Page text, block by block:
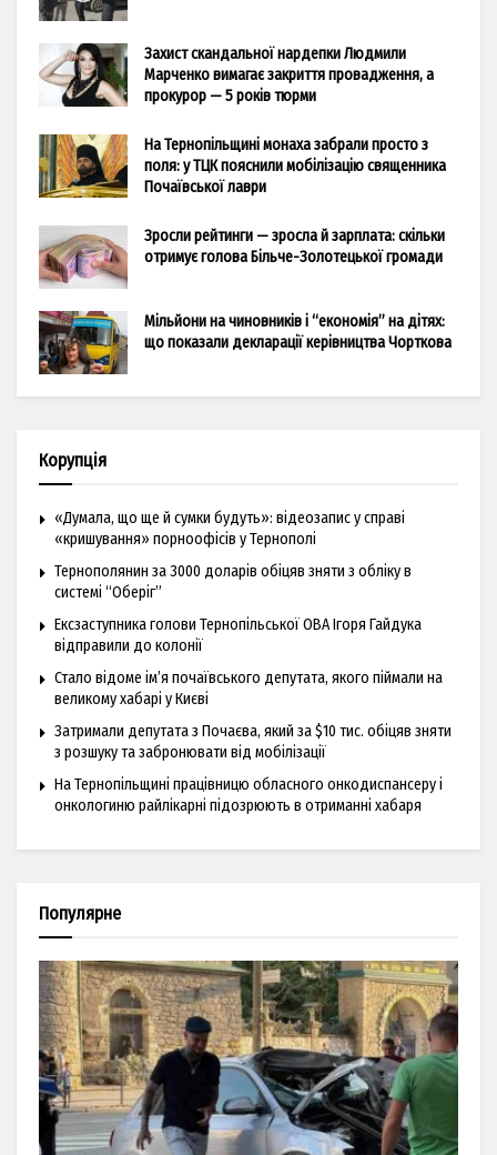
Захист скандальної нардепки Людмили
Марченко вимагає закриття провадження, а
прокурор — 5 років тюрми
На Тернопільщині монаха забрали просто з
поля: у ТЦК пояснили мобілізацію священника
Почаївської лаври
Зросли рейтинги — зросла й зарплата: скільки
отримує голова Більче-Золотецької громади
Мільйони на чиновників і “економія” на дітях:
що показали декларації керівництва Чорткова
Корупція
«Думала, що ще й сумки будуть»: відеозапис у справі
«кришування» порноофісів у Тернополі
Тернополянин за 3000 доларів обіцяв зняти з обліку в
системі “Оберіг”
Ексзаступника голови Тернопільської ОВА Ігоря Гайдука
відправили до колонії
Стало відоме ім’я почаївського депутата, якого піймали на
великому хабарі у Києві
Затримали депутата з Почаєва, який за $10 тис. обіцяв зняти
з розшуку та забронювати від мобілізації
На Тернопільщині працівницю обласного онкодиспансеру і
онкологиню райлікарні підозрюють в отриманні хабаря
Популярне